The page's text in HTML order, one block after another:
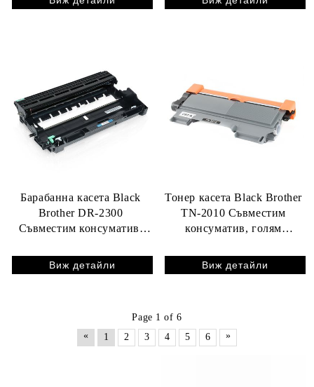
Барабанна касета Black
Brother DR-2300
Съвместим консуматив,
стр.
Виж детайли
Тонер касета Black Brother
TN-2010 Съвместим
консуматив, голям
Виж детайли
Page 1 of 6
«
1 2 3 4 5 6 »